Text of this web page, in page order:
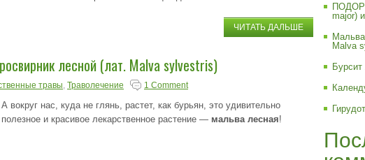
ЧИТАТЬ ДАЛЬШЕ
лесной (лат. Malva sylvestris)
травы, Траволечение 1 Comment
А вокруг нас, куда не глянь, растет, как бурьян, это удивительно
полезное и красивое лекарственное растение — мальва лесная!
major)
Malva
Бурсит